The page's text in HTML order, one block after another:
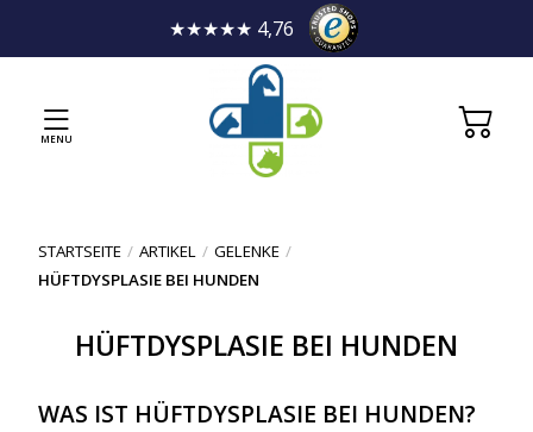
★★★★★ 4,76
MENU
STARTSEITE / ARTIKEL / GELENKE /
HÜFTDYSPLASIE BEI HUNDEN
HÜFTDYSPLASIE BEI HUNDEN
WAS IST HÜFTDYSPLASIE BEI HUNDEN?